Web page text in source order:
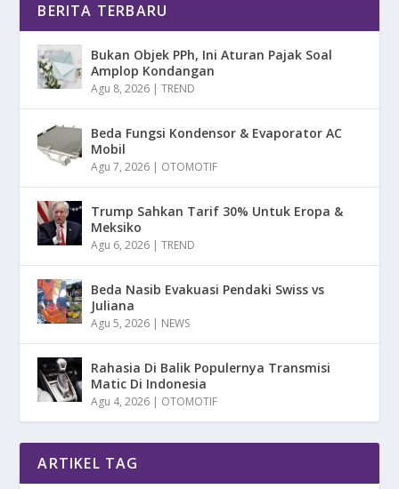
BERITA TERBARU
Bukan Objek PPh, Ini Aturan Pajak Soal
Amplop Kondangan
Agu 8, 2026 |TREND
Beda Fungsi Kondensor & Evaporator AC
Mobil
Agu 7, 2026 | OTOMOTIF
Trump Sahkan Tarif 30% Untuk Eropa &
Meksiko
Agu 6, 2026 |TREND
Beda Nasib Evakuasi Pendaki Swiss vs
Juliana
Agu 5, 2026 | NEWS
Rahasia Di Balik Populernya Transmisi
Matic Di Indonesia
Agu 4, 2026 | OTOMOTIF
ARTIKEL TAG